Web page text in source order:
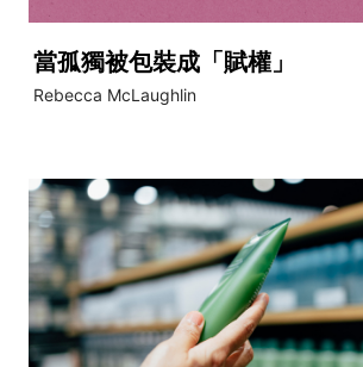
當孤獨被包裝成「賦權」
Rebecca McLaughlin